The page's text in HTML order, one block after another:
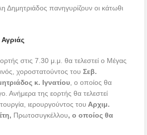
Δημητριάδος πανηγυρίζουν οι κάτωθι
στις 7.30 μ.μ. θα τελεστεί ο Μέγας
χοροστατούντος τουΣεβ.
κ. Ιγνατίου , ο οποίος θα
Ανήμερα της εορτής θα τελεστεί
ιερουργούντος του Αρχιμ.
Πρωτοσυγκέλλου,ο οποίος θα